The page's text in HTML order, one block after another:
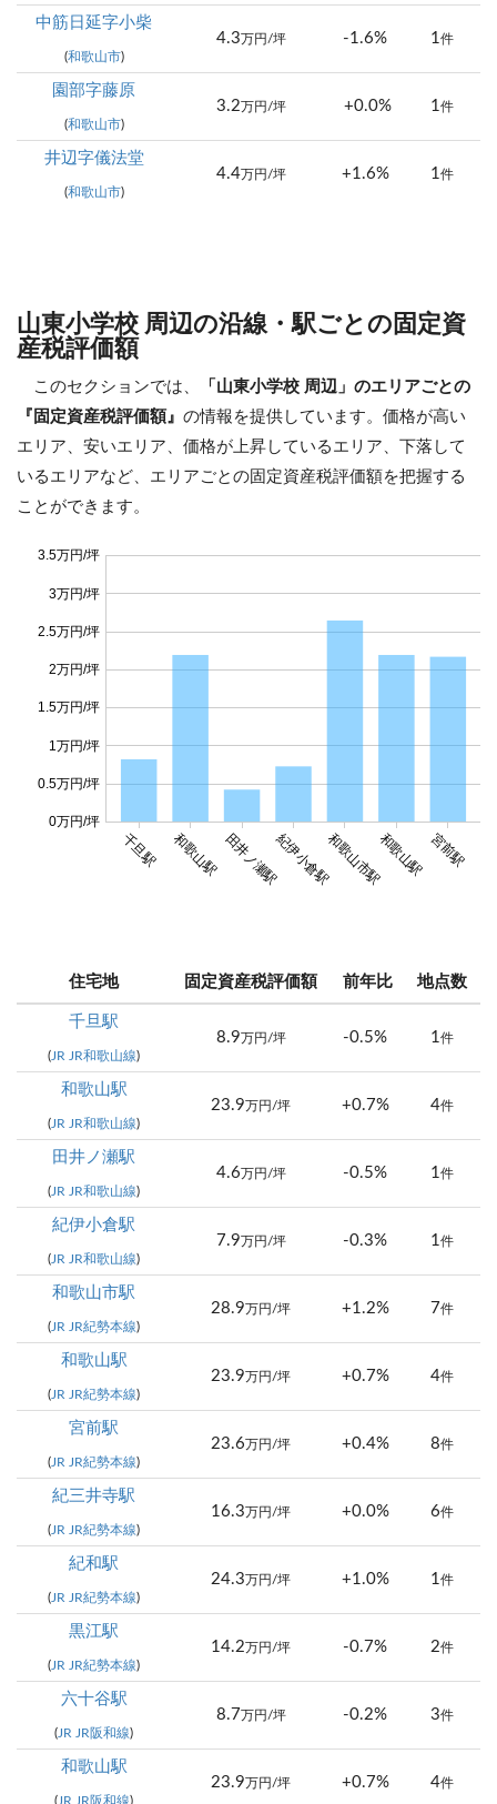
中筋日延字小柴
(和歌山市)
4.3 万円/坪 -1.6% 1件
園部字藤原
(和歌山市)
3.2 万円/坪 +0.0% 1件
井辺字儀法堂
(和歌山市)
4.4万円/坪 +1.6% 1件
山東小学校 周辺の沿線・駅ごとの固定資
産税評価額
このセクションでは、
「山東小学校 周辺」のエリアごとの
『固定資産税評価額』 の情報を提供しています。価格が高い
エリア、安いエリア、価格が上昇しているエリア、下落して
いるエリアなど、エリアごとの固定資産税評価額を把握する
ことができます。
千旦駅 和歌山駅田井ノ瀬駅紀伊小倉駅和歌山市駅和歌山駅宮前駅
0万円/坪
0.5万円/坪
1万円/坪
1.5万円/坪
2万円/坪
2.5万円/坪
3万円/坪
3.5万円/坪
住宅地 固定資産税評価額 前年比 地点数
千旦駅
(JR JR和歌山線)
8.9 万円/坪 -0.5% 1件
和歌山駅
(JR JR和歌山線)
23.9 万円/坪 +0.7% 4件
田井ノ瀬駅
(JR JR和歌山線)
4.6 万円/坪 -0.5% 1件
紀伊小倉駅
(JR JR和歌山線)
7.9 万円/坪 -0.3% 1件
和歌山市駅
(JR JR紀勢本線)
28.9 万円/坪 +1.2% 7件
和歌山駅
(JR JR紀勢本線)
23.9 万円/坪 +0.7% 4件
宮前駅
(JR JR紀勢本線)
23.6 万円/坪 +0.4% 8件
紀三井寺駅
(JR JR紀勢本線)
16.3 万円/坪 +0.0% 6件
紀和駅
(JR JR紀勢本線)
24.3 万円/坪 +1.0% 1件
黒江駅
(JR JR紀勢本線)
14.2 万円/坪 -0.7% 2件
六十谷駅
(JR JR阪和線)
8.7 万円/坪 -0.2% 3件
和歌山駅
(JR JR阪和線)
23.9 万円/坪 +0.7% 4件